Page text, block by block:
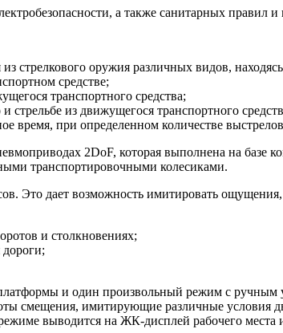
а также санитарных правил
стрелкового оружия различных видов,
средстве;
транспортного средства;
из движущегося транспортного
время, при определенном количестве
2DoF, которая выполнена на базе
транспортировочными колесиками.
Это дает возможность имитировать
и столкновениях;
и один произвольный режим с
смещения, имитирующие различные
выводится на ЖК-дисплей рабочего места